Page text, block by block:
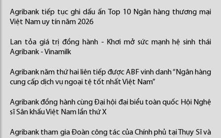
Agribank tiếp tục ghi dấu ấn Top 10 Ngân hàng thương mại
Việt Nam uy tín năm 2026
Lan tỏa giá trị đồng hành - Khơi mở sức mạnh hệ sinh thái
Agribank - Vinamilk
Agribank năm thứ hai liên tiếp được ABF vinh danh “Ngân hàng
cung cấp dịch vụ ngoại tệ tốt nhất Việt Nam”
Agribank đồng hành cùng Đại hội đại biểu toàn quốc Hội Nghệ
sĩ Sân khấu Việt Nam lần thứ X
Agribank tham gia Đoàn công tác của Chính phủ tại Thụy Sĩ và